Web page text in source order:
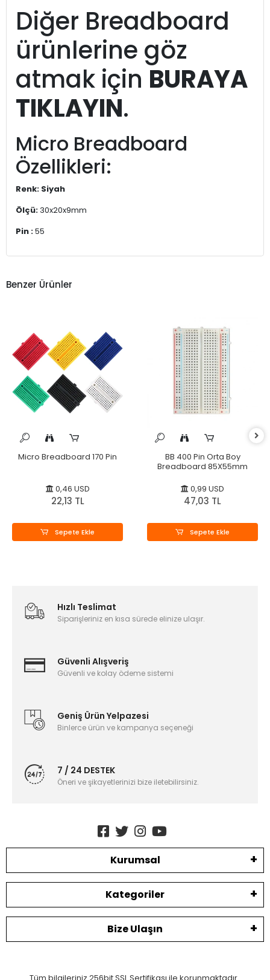
Diğer Breadboard
ürünlerine göz
atmak için BURAYA
TIKLAYIN.
Micro Breadboard
Özellikleri:
Renk: Siyah
Ölçü:30x20x9mm
Pin :55
Benzer Ürünler
Micro Breadboard 170 Pin
0,46 USD
22,13 TL
Sepete Ekle
BB 400 Pin Orta Boy
Breadboard 85X55mm
0,99 USD
47,03 TL
Sepete Ekle
Hızlı Teslimat
Siparişleriniz en kısa sürede elinize ulaşır.
Güvenli Alışveriş
Güvenli ve kolay ödeme sistemi
Geniş Ürün Yelpazesi
Binlerce ürün ve kampanya seçeneği
7 / 24 DESTEK
Öneri ve şikayetlerinizi bize iletebilirsiniz.
Kurumsal
Kategoriler
Bize Ulaşın